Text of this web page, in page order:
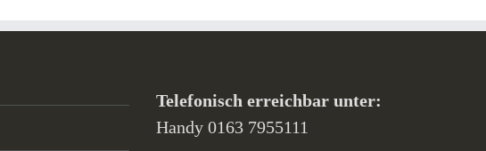
Telefonisch erreichbar unter:
Handy 0163 7955111